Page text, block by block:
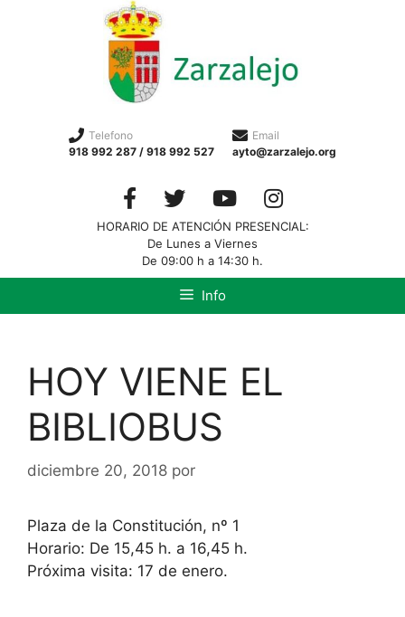
Telefono
918 992 287 / 918 992 527
Email
ayto@zarzalejo.org
HORARIO DE ATENCIÓN PRESENCIAL:
De Lunes a Viernes
De 09:00 h a 14:30 h.
Info
HOY VIENE EL
BIBLIOBUS
diciembre 20, 2018 por
Plaza de la Constitución, nº 1
Horario: De 15,45 h. a 16,45 h.
Próxima visita: 17 de enero.